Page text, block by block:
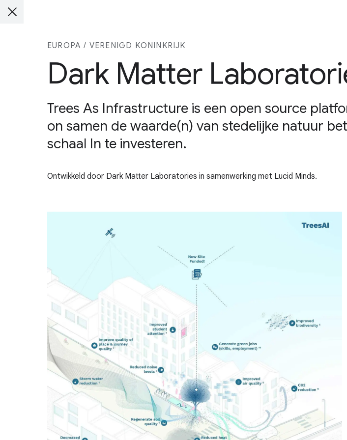
EUROPA / VERENIGD KONINKRIJK
Dark Matter
Trees As Infrastructure is een open source
on samen de waarde(n) van stedelijke natuur
schaal In te investeren.
Ontwikkeld door Dark Matter Laboratories in samenwerking met Lucid Minds.